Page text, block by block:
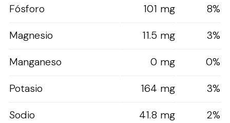
Fósforo
101 mg
8%
Magnesio
11.5 mg
3%
Manganeso
0 mg
0%
Potasio
164 mg
3%
Sodio
41.8 mg
2%